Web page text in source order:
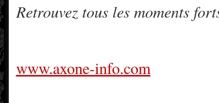
Retrouvez tous les moments
www.axone-info.com